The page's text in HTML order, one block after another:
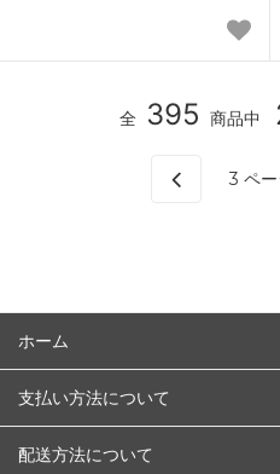
全 395 商品中
3 ペー
ホーム
支払い方法について
配送方法について